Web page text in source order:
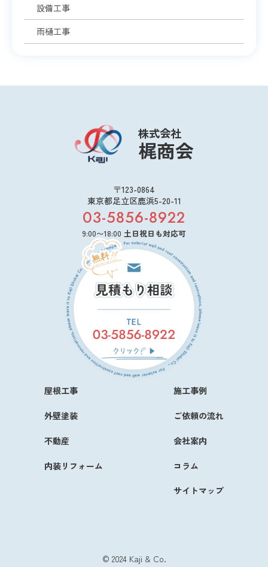
設備工事
雨樋工事
株式会社
梶商会
〒123-0864
東京都足立区鹿浜5-20-11
03-5856-8922
9:00〜18:00 土日祝日も対応可
屋根工事
外壁塗装
不動産
内装リフォーム
施工事例
ご依頼の流れ
会社案内
コラム
サイトマップ
© 2024 Kaji & Co.